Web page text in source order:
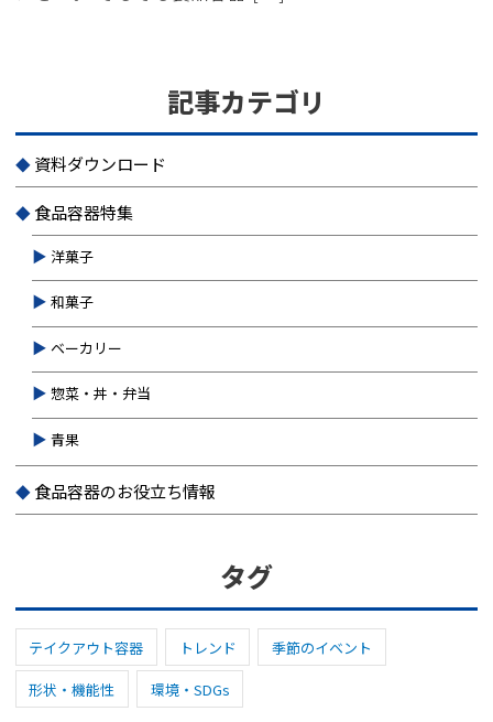
記事カテゴリ
資料ダウンロード
食品容器特集
洋菓子
和菓子
ベーカリー
惣菜・丼・弁当
青果
食品容器のお役立ち情報
タグ
テイクアウト容器 トレンド
季節のイベント
形状・機能性
環境・SDGs